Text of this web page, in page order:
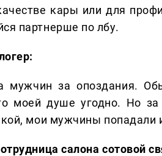
кары или для
партнерше по лбу.
мужчин за опоздания.
моей душе угодно. Но
мои мужчины попадали
салона сотовой